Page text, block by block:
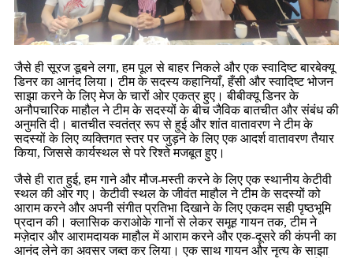
जैसे ही सूरज डूबने लगा, हम पूल से बाहर निकले और एक स्वादिष्ट बारबेक्यू
डिनर का आनंद लिया। टीम के सदस्य कहानियाँ, हँसी और स्वादिष्ट भोजन
साझा करने के लिए मेज के चारों ओर एकत्र हुए। बीबीक्यू डिनर के
अनौपचारिक माहौल ने टीम के सदस्यों के बीच जैविक बातचीत और संबंध की
अनुमति दी। बातचीत स्वतंत्र रूप से हुई और शांत वातावरण ने टीम के
सदस्यों के लिए व्यक्तिगत स्तर पर जुड़ने के लिए एक आदर्श वातावरण तैयार
किया, जिससे कार्यस्थल से परे रिश्ते मजबूत हुए।
जैसे ही रात हुई, हम गाने और मौज-मस्ती करने के लिए एक स्थानीय केटीवी
स्थल की ओर गए। केटीवी स्थल के जीवंत माहौल ने टीम के सदस्यों को
आराम करने और अपनी संगीत प्रतिभा दिखाने के लिए एकदम सही पृष्ठभूमि
प्रदान की। क्लासिक कराओके गानों से लेकर समूह गायन तक, टीम ने
मज़ेदार और आरामदायक माहौल में आराम करने और एक-दूसरे की कंपनी का
आनंद लेने का अवसर जब्त कर लिया। एक साथ गायन और नृत्य के साझा